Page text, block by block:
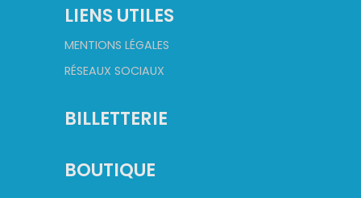
LIENS UTILES
MENTIONS LÉGALES
RÉSEAUX SOCIAUX
BILLETTERIE
BOUTIQUE